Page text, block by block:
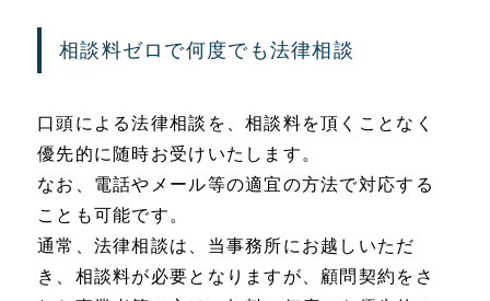
相談料ゼロで何度でも法律相談
口頭による法律相談を、相談料を頂くことなく
優先的に随時お受けいたします。
なお、電話やメール等の適宜の方法で対応する
ことも可能です。
通常、法律相談は、当事務所にお越しいただ
き、相談料が必要となりますが、顧問契約をさ